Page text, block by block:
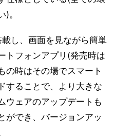
。
し、画面を見ながら簡単
トフォンアプリ(発売時は
の時はその場でスマート
することで、より大きな
ウェアのアップデートも
ができ、バージョンアッ